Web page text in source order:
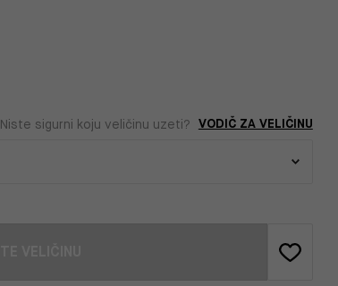
Niste sigurni koju veličinu uzeti? VODIČ ZA VELIČINU